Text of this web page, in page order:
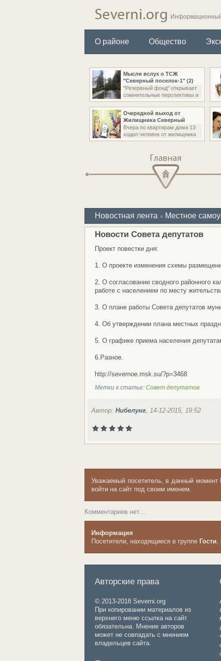
О районе Общество
Мысли вслух о ТСЖ
"Северный поселок-1" (2)
"Резервный фонд" открывает
сомнительные перспективы и
Очередной выход от
Жилищника Северный
Вчера по квартирам дома 13
ходил человек от жилищника
Новостная лента » Местное
Новости Совета депутатов
Проект повестки дня:
1. О проекте изменения схемы
2. О согласовании сводного районного
работе с населением по месту
3. О плане работы Совета депутатов
4. Об утверждении плана местных
5. О графике приема населения
6.Разное.
http://severnoe.msk.su/?p=3468
Метки к статье: Совет депутатов
Автор: Нибелунг , 14-12-2015, 19:52
Уважаемый посетитель, в данный
войти на сайт под своим именем.
Комментариев нет...
Информация
Посетители, находящиеся в группе Гости
Авторские права
© 2013-2018 Severni.org
При копировании материалов из
верхнего меню ссылка на сайт
обязательна. Мнение авторов
может не совпадать с мнением
владельцев сайта.